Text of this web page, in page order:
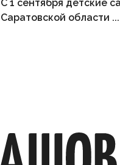
С 1 сентября детские
Саратовской области ...